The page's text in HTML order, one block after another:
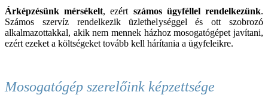
Árképzésünk mérsékelt, ezért számos ügyféllel rendelkezünk.
Számos szervíz rendelkezik üzlethelységgel és ott szobrozó
alkalmazottakkal, akik nem mennek házhoz mosogatógépet javítani,
ezért ezeket a költségeket tovább kell hárítania a ügyfeleikre.
Mosogatógép szerelőink képzettsége